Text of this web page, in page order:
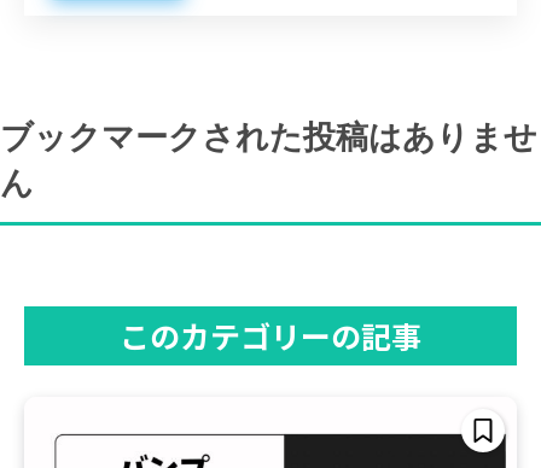
ブックマークされた投稿はありませ
ん
このカテゴリーの記事